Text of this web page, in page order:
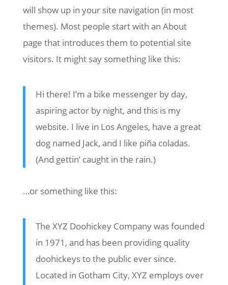
will show up in your site navigation (in most
themes). Most people start with an About
page that introduces them to potential site
visitors. It might say something like this:
Hi there! I’m a bike messenger by day,
aspiring actor by night, and this is my
website. I live in Los Angeles, have a great
dog named Jack, and I like piña coladas.
(And gettin’ caught in the rain.)
…or something like this:
The XYZ Doohickey Company was founded
in 1971, and has been providing quality
doohickeys to the public ever since.
Located in Gotham City, XYZ employs over